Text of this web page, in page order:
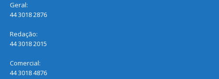
Geral:
44 3018 2876
Redação:
44 3018 2015
Comercial:
44 3018 4876